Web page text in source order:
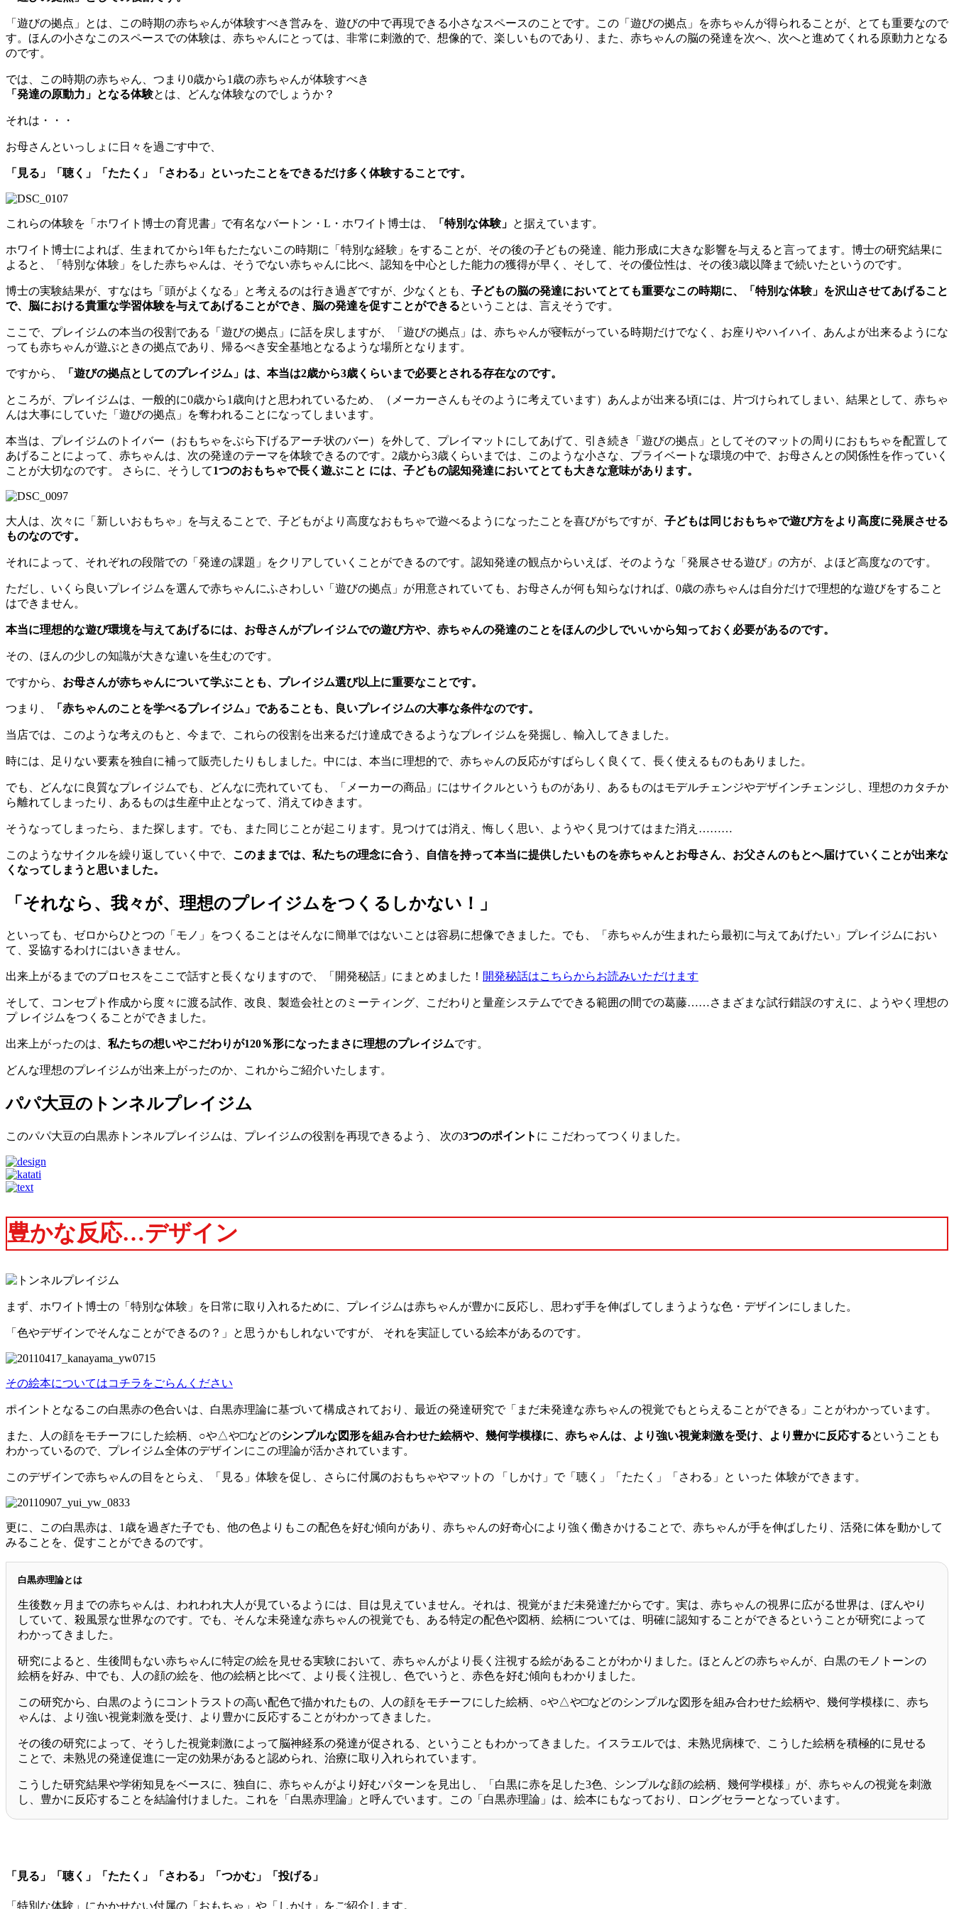
「遊びの拠点」とは、この時期の赤ちゃんが体験すべき営みを、遊びの中で再現できる小さなスペースのことです。この「遊びの拠点」を赤ちゃんが得られることが、とても重要なので
す。ほんの小さなこのスペースでの体験は、赤ちゃんにとっては、非常に刺激的で、想像的で、楽しいものであり、また、赤ちゃんの脳の発達を次へ、次へと進めてくれる原動力となる
のです。
では、この時期の赤ちゃん、つまり0歳から1歳の赤ちゃんが体験すべき
「発達の原動力」となる体験とは、どんな体験なのでしょうか？
それは・・・
お母さんといっしょに日々を過ごす中で、
「見る」「聴く」「たたく」「さわる」といったことをできるだけ多く体験することです。
これらの体験を「ホワイト博士の育児書」で有名なバートン・L・ホワイト博士は、 「特別な体験」 と据えています。
ホワイト博士によれば、生まれてから1年もたたないこの時期に「特別な経験」をすることが、その後の子どもの発達、能力形成に大きな影響を与えると言ってます。博士の研究結果に
よると、「特別な体験」をした赤ちゃんは、そうでない赤ちゃんに比べ、認知を中心とした能力の獲得が早く、そして、その優位性は、その後3歳以降まで続いたというのです。
博士の実験結果が、すなはち「頭がよくなる」と考えるのは行き過ぎですが、少なくとも、 子どもの脳の発達においてとても重要なこの時期に、「特別な体験」を沢山させてあげること
で、脳における貴重な学習体験を与えてあげることができ、脳の発達を促すことができるということは、言えそうです。
ここで、プレイジムの本当の役割である「遊びの拠点」に話を戻しますが、「遊びの拠点」は、赤ちゃんが寝転がっている時期だけでなく、お座りやハイハイ、あんよが出来るようにな
っても赤ちゃんが遊ぶときの拠点であり、帰るべき安全基地となるような場所となります。
ですから、 「遊びの拠点としてのプレイジム」は、本当は2歳から3歳くらいまで必要とされる存在なのです。
ところが、プレイジムは、一般的に0歳から1歳向けと思われているため、（メーカーさんもそのように考えています）あんよが出来る頃には、片づけられてしまい、結果として、赤ちゃ
んは大事にしていた「遊びの拠点」を奪われることになってしまいます。
本当は、プレイジムのトイバー（おもちゃをぶら下げるアーチ状のバー）を外して、プレイマットにしてあげて、引き続き「遊びの拠点」としてそのマットの周りにおもちゃを配置して
あげることによって、赤ちゃんは、次の発達のテーマを体験できるのです。2歳から3歳くらいまでは、このような小さな、プライベートな環境の中で、お母さんとの関係性を作っていく
ことが大切なのです。 さらに、そうして1つのおもちゃで長く遊ぶこと には、子どもの認知発達においてとても大きな意味があります。
大人は、次々に「新しいおもちゃ」を与えることで、子どもがより高度なおもちゃで遊べるようになったことを喜びがちですが、 子どもは同じおもちゃで遊び方をより高度に発展させる
ものなのです。
それによって、それぞれの段階での「発達の課題」をクリアしていくことができるのです。認知発達の観点からいえば、そのような「発展させる遊び」の方が、よほど高度なのです。
ただし、いくら良いプレイジムを選んで赤ちゃんにふさわしい「遊びの拠点」が用意されていても、お母さんが何も知らなければ、0歳の赤ちゃんは自分だけで理想的な遊びをすること
はできません。
本当に理想的な遊び環境を与えてあげるには、お母さんがプレイジムでの遊び方や、赤ちゃんの発達のことをほんの少しでいいから知っておく必要があるのです。
その、ほんの少しの知識が大きな違いを生むのです。
ですから、 お母さんが赤ちゃんについて学ぶことも、プレイジム選び以上に重要なことです。
つまり、 「赤ちゃんのことを学べるプレイジム」であることも、良いプレイジムの大事な条件なのです。
当店では、このような考えのもと、今まで、これらの役割を出来るだけ達成できるようなプレイジムを発掘し、輸入してきました。
時には、足りない要素を独自に補って販売したりもしました。中には、本当に理想的で、赤ちゃんの反応がすばらしく良くて、長く使えるものもありました。
でも、どんなに良質なプレイジムでも、どんなに売れていても、「メーカーの商品」にはサイクルというものがあり、あるものはモデルチェンジやデザインチェンジし、理想のカタチか
ら離れてしまったり、あるものは生産中止となって、消えてゆきます。
そうなってしまったら、また探します。でも、また同じことが起こります。見つけては消え、悔しく思い、ようやく見つけてはまた消え………
このようなサイクルを繰り返していく中で、 このままでは、私たちの理念に合う、自信を持って本当に提供したいものを赤ちゃんとお母さん、お父さんのもとへ届けていくことが出来な
くなってしまうと思いました。
「それなら、我々が、理想のプレイジムをつくるしかない！」
といっても、ゼロからひとつの「モノ」をつくることはそんなに簡単ではないことは容易に想像できました。でも、「赤ちゃんが生まれたら最初に与えてあげたい」プレイジムにおい
て、妥協するわけにはいきません。
出来上がるまでのプロセスをここで話すと長くなりますので、「開発秘話」にまとめました！ 開発秘話はこちらからお読みいただけます
そして、コンセプト作成から度々に渡る試作、改良、製造会社とのミーティング、こだわりと量産システムでできる範囲の間での葛藤……さまざまな試行錯誤のすえに、ようやく理想の
プ レイジムをつくることができました。
出来上がったのは、 私たちの想いやこだわりが120％形になったまさに理想のプレイジムです。
どんな理想のプレイジムが出来上がったのか、これからご紹介いたします。
パパ大豆のトンネルプレイジム
このパパ大豆の白黒赤トンネルプレイジムは、プレイジムの役割を再現できるよう、 次の3つのポイント に こだわってつくりました。
豊かな反応…デザイン
まず、ホワイト博士の「特別な体験」を日常に取り入れるために、プレイジムは赤ちゃんが豊かに反応し、思わず手を伸ばしてしまうような色・デザインにしました。
「色やデザインでそんなことができるの？」と思うかもしれないですが、 それを実証している絵本があるのです。
その絵本についてはコチラをごらんください
ポイントとなるこの白黒赤の色合いは、白黒赤理論に基づいて構成されており、最近の発達研究で「まだ未発達な赤ちゃんの視覚でもとらえることができる」ことがわかっています。
また、人の顔をモチーフにした絵柄、○や△や□などのシンプルな図形を組み合わせた絵柄や、幾何学模様に、赤ちゃんは、より強い視覚刺激を受け、より豊かに反応するということも
わかっているので、プレイジム全体のデザインにこの理論が活かされています。
このデザインで赤ちゃんの目をとらえ、「見る」体験を促し、さらに付属のおもちゃやマットの 「しかけ」で「聴く」「たたく」「さわる」と いった 体験ができます。
更に、この白黒赤は、1歳を過ぎた子でも、他の色よりもこの配色を好む傾向があり、赤ちゃんの好奇心により強く働きかけることで、赤ちゃんが手を伸ばしたり、活発に体を動かして
みることを、促すことができるのです。
白黒赤理論とは
生後数ヶ月までの赤ちゃんは、われわれ大人が見ているようには、目は見えていません。それは、視覚がまだ未発達だからです。実は、赤ちゃんの視界に広がる世界は、ぼんやり
していて、殺風景な世界なのです。でも、そんな未発達な赤ちゃんの視覚でも、ある特定の配色や図柄、絵柄については、明確に認知することができるということが研究によって
わかってきました。
研究によると、生後間もない赤ちゃんに特定の絵を見せる実験において、赤ちゃんがより長く注視する絵があることがわかりました。ほとんどの赤ちゃんが、白黒のモノトーンの
絵柄を好み、中でも、人の顔の絵を、他の絵柄と比べて、より長く注視し、色でいうと、赤色を好む傾向もわかりました。
この研究から、白黒のようにコントラストの高い配色で描かれたもの、人の顔をモチーフにした絵柄、○や△や□などのシンプルな図形を組み合わせた絵柄や、幾何学模様に、赤ち
ゃんは、より強い視覚刺激を受け、より豊かに反応することがわかってきました。
その後の研究によって、そうした視覚刺激によって脳神経系の発達が促される、ということもわかってきました。イスラエルでは、未熟児病棟で、こうした絵柄を積極的に見せる
ことで、未熟児の発達促進に一定の効果があると認められ、治療に取り入れられています。
こうした研究結果や学術知見をベースに、独自に、赤ちゃんがより好むパターンを見出し、「白黒に赤を足した3色、シンプルな顔の絵柄、幾何学模様」が、赤ちゃんの視覚を刺激
し、豊かに反応することを結論付けました。これを「白黒赤理論」と呼んでいます。この「白黒赤理論」は、絵本にもなっており、ロングセラーとなっています。
「見る」「聴く」「たたく」「さわる」「つかむ」「投げる」
「特別な体験」にかかせない付属の「おもちゃ」や「しかけ」をご紹介します。